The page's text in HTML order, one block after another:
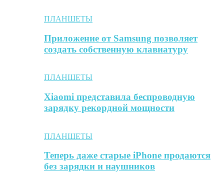
ПЛАНШЕТЫ
Приложение от Samsung позволяет
создать собственную клавиатуру
ПЛАНШЕТЫ
Xiaomi представила беспроводную
зарядку рекордной мощности
ПЛАНШЕТЫ
Теперь даже старые iPhone продаются
без зарядки и наушников